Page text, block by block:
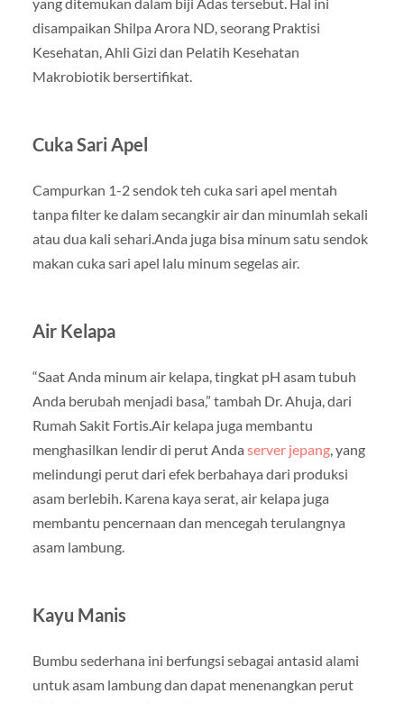
disampaikan Shilpa Arora ND, seorang Praktisi
Kesehatan, Ahli Gizi dan Pelatih Kesehatan
Makrobiotik bersertifikat.
Cuka Sari Apel
Campurkan 1-2 sendok teh cuka sari apel mentah
tanpa filter ke dalam secangkir air dan minumlah sekali
atau dua kali sehari.Anda juga bisa minum satu sendok
makan cuka sari apel lalu minum segelas air.
Air Kelapa
“Saat Anda minum air kelapa, tingkat pH asam tubuh
Anda berubah menjadi basa,” tambah Dr. Ahuja, dari
Rumah Sakit Fortis.Air kelapa juga membantu
menghasilkan lendir di perut Anda server jepang, yang
melindungi perut dari efek berbahaya dari produksi
asam berlebih. Karena kaya serat, air kelapa juga
membantu pencernaan dan mencegah terulangnya
asam lambung.
Kayu Manis
Bumbu sederhana ini berfungsi sebagai antasid alami
untuk asam lambung dan dapat menenangkan perut